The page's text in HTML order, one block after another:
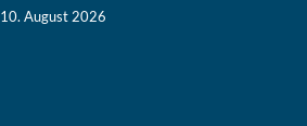
10. August 2026